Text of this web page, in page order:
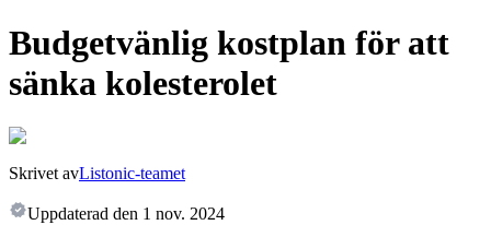
Budgetvänlig kostplan för att
sänka kolesterolet
Skrivet avListonic-teamet
Uppdaterad den 1 nov. 2024